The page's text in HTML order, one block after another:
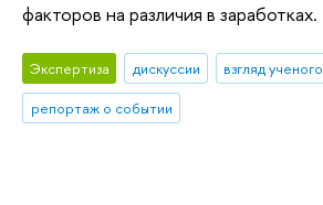
факторов на различия в заработках.
Экспертиза дискуссии
взгляд ученого
репортаж о событии